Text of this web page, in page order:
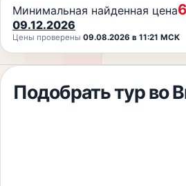
Минимальная найденная цена
09.12.2026
Цены проверены 09.08.2026 в 11:21 МСК
Подобрать турво